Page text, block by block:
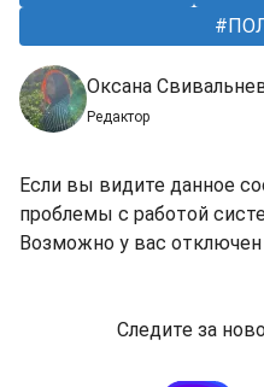
Оксана
Редактор
Если вы видите данное
проблемы с работой
Возможно у вас
Следите за